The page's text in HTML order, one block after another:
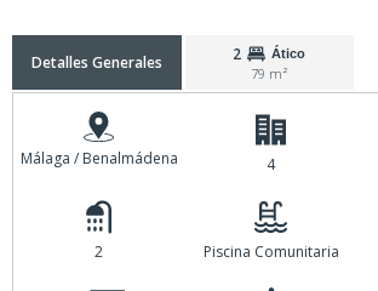
Detalles Generales 2 Ático
79 m²
Málaga / Benalmádena 4
2 Piscina Comunitaria